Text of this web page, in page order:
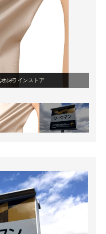
ンラインストア